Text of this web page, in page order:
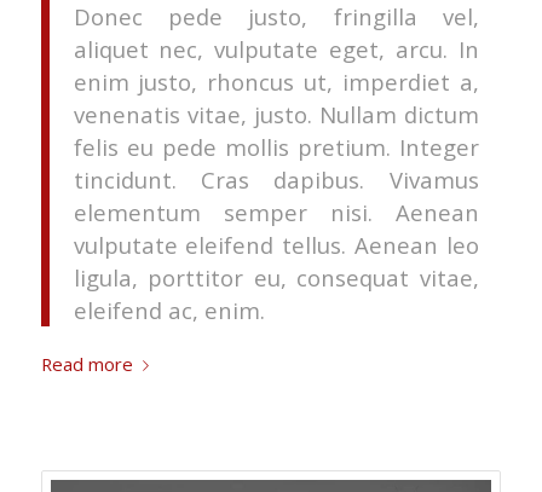
Donec pede justo, fringilla vel,
aliquet nec, vulputate eget, arcu. In
enim justo, rhoncus ut, imperdiet a,
venenatis vitae, justo. Nullam dictum
felis eu pede mollis pretium. Integer
tincidunt. Cras dapibus. Vivamus
elementum semper nisi. Aenean
vulputate eleifend tellus. Aenean leo
ligula, porttitor eu, consequat vitae,
eleifend ac, enim.
Read more